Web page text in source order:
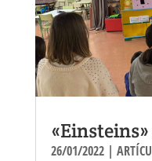
26/01/2022|